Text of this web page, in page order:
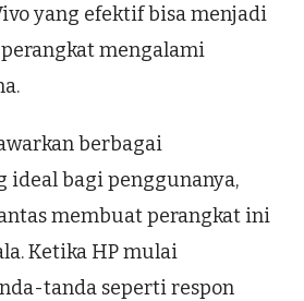
yang efektif bisa menjadi
mengalami
berbagai
ideal bagi penggunanya,
membuat perangkat ini
Ketika HP mulai
tanda seperti respon